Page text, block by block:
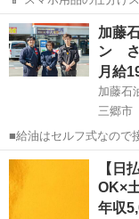
分け・検品を行うシン
中） https://lin.ee/...
埼玉 三郷市 そ
加藤
ン さ
ン…
月給
三郷市
■給油はセルフ式なので
のご案内などをお願いします♪ 〇例えば… ・軽整備作業
イヤ・バッテリー交換
案や販売 ・カーコーテ
埼玉 三郷市 その
【日
OK×
年収